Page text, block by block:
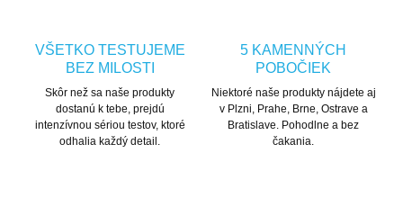
VŠETKO TESTUJEME
BEZ MILOSTI
Skôr než sa naše produkty
dostanú k tebe, prejdú
intenzívnou sériou testov, ktoré
odhalia každý detail.
5 KAMENNÝCH
POBOČIEK
Niektoré naše produkty nájdete aj
v Plzni, Prahe, Brne, Ostrave a
Bratislave. Pohodlne a bez
čakania.